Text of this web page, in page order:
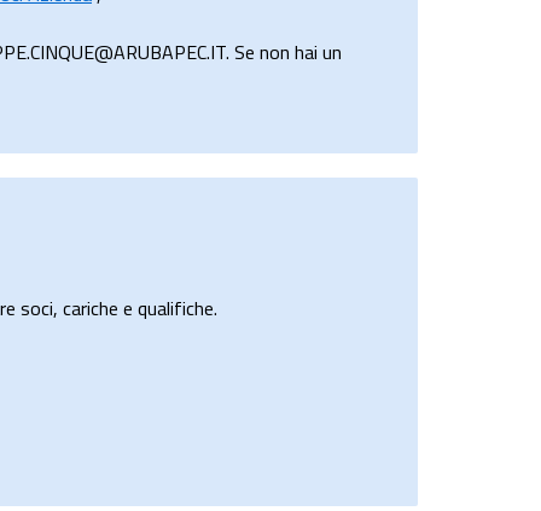
Se non hai un
soci, cariche e qualifiche.